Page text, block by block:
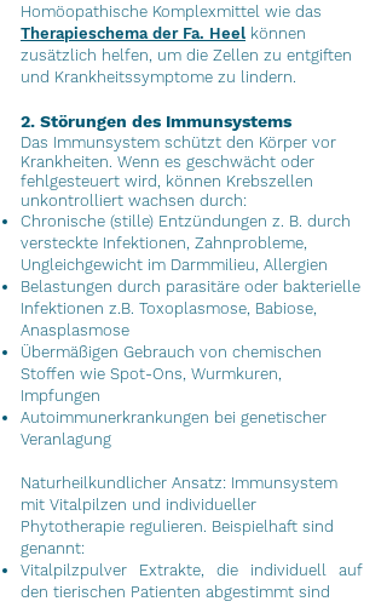
Homöopathische Komplexmittel wie das
Therapieschema der Fa. Heel können
zusätzlich helfen, um die Zellen zu entgiften
und Krankheitssymptome zu lindern.
2. Störungen des Immunsystems
Das Immunsystem schützt den Körper vor
Krankheiten. Wenn es geschwächt oder
fehlgesteuert wird, können Krebszellen
unkontrolliert wachsen durch:
Chronische (stille) Entzündungen z. B. durch
versteckte Infektionen, Zahnprobleme,
Ungleichgewicht im Darmmilieu, Allergien
Belastungen durch parasitäre oder bakterielle
Infektionen z.B. Toxoplasmose, Babiose,
Anasplasmose
Übermäßigen Gebrauch von chemischen
Stoffen wie Spot-Ons, Wurmkuren,
Impfungen
Autoimmunerkrankungen bei genetischer
Veranlagung
Naturheilkundlicher Ansatz: Immunsystem
mit Vitalpilzen und individueller
Phytotherapie regulieren. Beispielhaft sind
genannt:
Vitalpilzpulver Extrakte, die individuell auf
den tierischen Patienten abgestimmt sind